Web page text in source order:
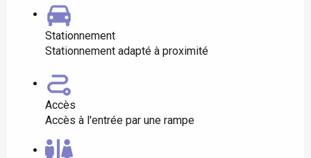
Stationnement
Stationnement adapté à proximité
Accès
Accès à l'entrée par une rampe